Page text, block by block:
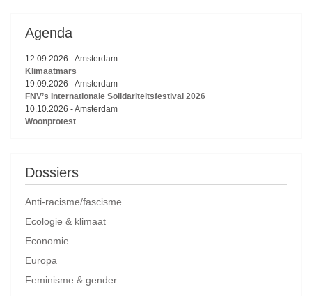
Agenda
12.09.2026 -Amsterdam
Klimaatmars
19.09.2026 -Amsterdam
FNV’s Internationale Solidariteitsfestival 2026
10.10.2026 -Amsterdam
Woonprotest
Dossiers
Anti-racisme/fascisme
Ecologie & klimaat
Economie
Europa
Feminisme & gender